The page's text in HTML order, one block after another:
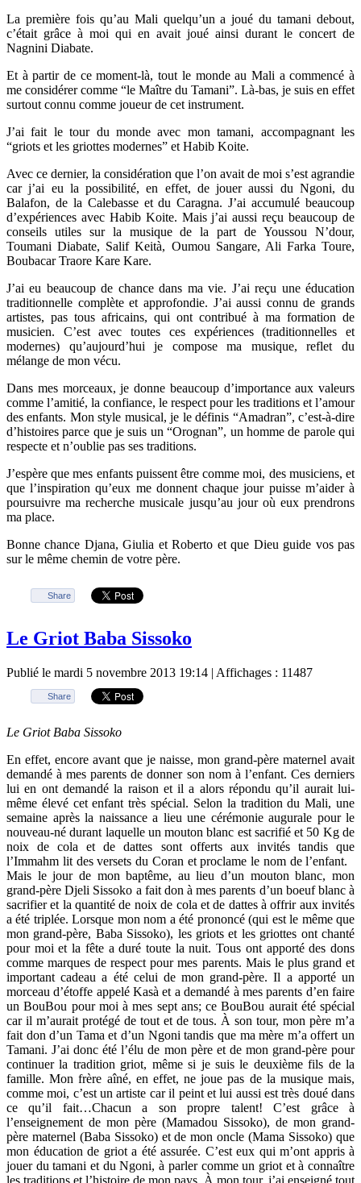
La première fois qu’au Mali quelqu’un a joué du tamani debout,
c’était grâce à moi qui en avait joué ainsi durant le concert de
Nagnini Diabate.
Et à partir de ce moment-là, tout le monde au Mali a commencé à
me considérer comme “le Maître du Tamani”. Là-bas, je suis en effet
surtout connu comme joueur de cet instrument.
J’ai fait le tour du monde avec mon tamani, accompagnant les
“griots et les griottes modernes” et Habib Koite.
Avec ce dernier, la considération que l’on avait de moi s’est agrandie
car j’ai eu la possibilité, en effet, de jouer aussi du Ngoni, du
Balafon, de la Calebasse et du Caragna. J’ai accumulé beaucoup
d’expériences avec Habib Koite. Mais j’ai aussi reçu beaucoup de
conseils utiles sur la musique de la part de Youssou N’dour,
Toumani Diabate, Salif Keità, Oumou Sangare, Ali Farka Toure,
Boubacar Traore Kare Kare.
J’ai eu beaucoup de chance dans ma vie. J’ai reçu une éducation
traditionnelle complète et approfondie. J’ai aussi connu de grands
artistes, pas tous africains, qui ont contribué à ma formation de
musicien. C’est avec toutes ces expériences (traditionnelles et
modernes) qu’aujourd’hui je compose ma musique, reflet du
mélange de mon vécu.
Dans mes morceaux, je donne beaucoup d’importance aux valeurs
comme l’amitié, la confiance, le respect pour les traditions et l’amour
des enfants. Mon style musical, je le définis “Amadran”, c’est-à-dire
d’histoires parce que je suis un “Orognan”, un homme de parole qui
respecte et n’oublie pas ses traditions.
J’espère que mes enfants puissent être comme moi, des musiciens, et
que l’inspiration qu’eux me donnent chaque jour puisse m’aider à
poursuivre ma recherche musicale jusqu’au jour où eux prendrons
ma place.
Bonne chance Djana, Giulia et Roberto et que Dieu guide vos pas
sur le même chemin de votre père.
Share
Le Griot Baba Sissoko
Publié le mardi 5 novembre 2013 19:14 | Affichages : 11487
Share
Le Griot Baba Sissoko
En effet, encore avant que je naisse, mon grand-père maternel avait
demandé à mes parents de donner son nom à l’enfant. Ces derniers
lui en ont demandé la raison et il a alors répondu qu’il aurait lui-
même élevé cet enfant très spécial. Selon la tradition du Mali, une
semaine après la naissance a lieu une cérémonie augurale pour le
nouveau-né durant laquelle un mouton blanc est sacrifié et 50 Kg de
noix de cola et de dattes sont offerts aux invités tandis que
l’Immahm lit des versets du Coran et proclame le nom de l’enfant.
Mais le jour de mon baptême, au lieu d’un mouton blanc, mon
grand-père Djeli Sissoko a fait don à mes parents d’un boeuf blanc à
sacrifier et la quantité de noix de cola et de dattes à offrir aux invités
a été triplée. Lorsque mon nom a été prononcé (qui est le même que
mon grand-père, Baba Sissoko), les griots et les griottes ont chanté
pour moi et la fête a duré toute la nuit. Tous ont apporté des dons
comme marques de respect pour mes parents. Mais le plus grand et
important cadeau a été celui de mon grand-père. Il a apporté un
morceau d’étoffe appelé Kasà et a demandé à mes parents d’en faire
un BouBou pour moi à mes sept ans; ce BouBou aurait été spécial
car il m’aurait protégé de tout et de tous. À son tour, mon père m’a
fait don d’un Tama et d’un Ngoni tandis que ma mère m’a offert un
Tamani. J’ai donc été l’élu de mon père et de mon grand-père pour
continuer la tradition griot, même si je suis le deuxième fils de la
famille. Mon frère aîné, en effet, ne joue pas de la musique mais,
comme moi, c’est un artiste car il peint et lui aussi est très doué dans
ce qu’il fait…Chacun a son propre talent!
C’est grâce à
l’enseignement de mon père (Mamadou Sissoko), de mon grand-
père maternel (Baba Sissoko) et de mon oncle (Mama Sissoko) que
mon éducation de griot a été assurée. C’est eux qui m’ont appris à
jouer du tamani et du Ngoni, à parler comme un griot et à connaître
les traditions et l’histoire de mon pays. À mon tour, j’ai enseigné tout